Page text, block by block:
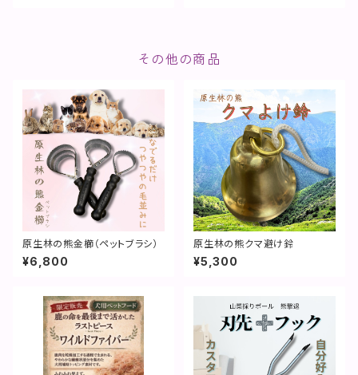
その他の商品
原生林の熊金櫛（ペットブラシ）
¥6,800
原生林の熊クマ避け鈴
¥5,300